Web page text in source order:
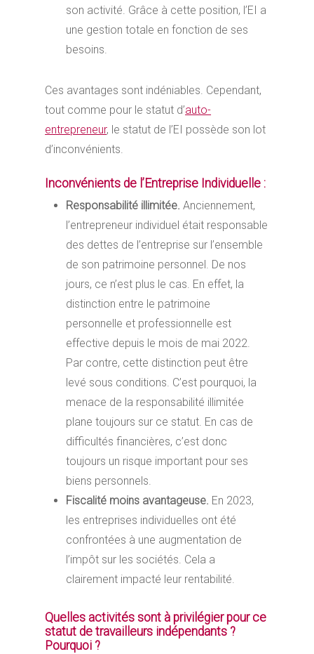
son activité. Grâce à cette position, l’EI a
une gestion totale en fonction de ses
besoins.
Ces avantages sont indéniables. Cependant,
tout comme pour le statut d’auto-
entrepreneur, le statut de l’EI possède son lot
d’inconvénients.
Inconvénients de l’Entreprise Individuelle :
Responsabilité illimitée. Anciennement,
l’entrepreneur individuel était responsable
des dettes de l’entreprise sur l’ensemble
de son patrimoine personnel. De nos
jours, ce n’est plus le cas. En effet, la
distinction entre le patrimoine
personnelle et professionnelle est
effective depuis le mois de mai 2022.
Par contre, cette distinction peut être
levé sous conditions. C’est pourquoi, la
menace de la responsabilité illimitée
plane toujours sur ce statut. En cas de
difficultés financières, c’est donc
toujours un risque important pour ses
biens personnels.
Fiscalité moins avantageuse. En 2023,
les entreprises individuelles ont été
confrontées à une augmentation de
l’impôt sur les sociétés. Cela a
clairement impacté leur rentabilité.
Quelles activités sont à privilégier pour ce
statut de travailleurs indépendants ?
Pourquoi ?